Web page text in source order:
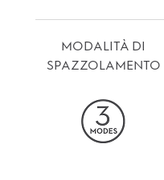
MODALITÀ DI
SPAZZOLAMENTO